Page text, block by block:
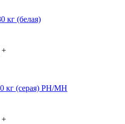
кг (белая)
+
кг (серая) РН/МН
+